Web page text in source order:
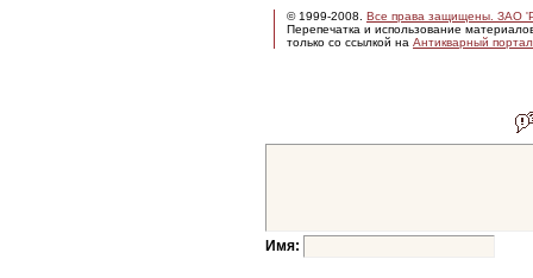
© 1999-2008. Все права защищены. ЗАО
Перепечатка и использование
только со ссылкой на Антикварный
Имя: